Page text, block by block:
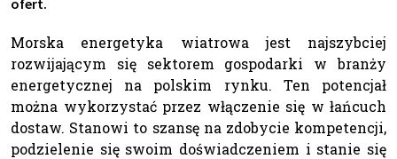
Morska energetyka wiatrowa jest najszybciej
rozwijającym się sektorem gospodarki w branży
energetycznej na polskim rynku. Ten potencjał
można wykorzystać przez włączenie się w łańcuch
dostaw. Stanowi to szansę na zdobycie kompetencji,
podzielenie się swoim doświadczeniem i stanie się